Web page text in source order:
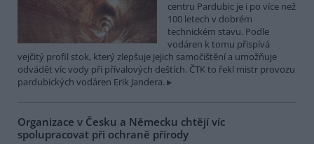
centru Pardubic je i po více než
100 letech v dobrém
technickém stavu. Podle
vodáren k tomu přispívá
vejčitý profil stok, který zlepšuje jejich samočištění a umožňuje
odvádět víc vody při přívalových deštích. ČTK to řekl mistr provozu
pardubických vodáren Erik Jandera.
Organizace v Česku a Německu chtějí víc
spolupracovat při ochraně přírody